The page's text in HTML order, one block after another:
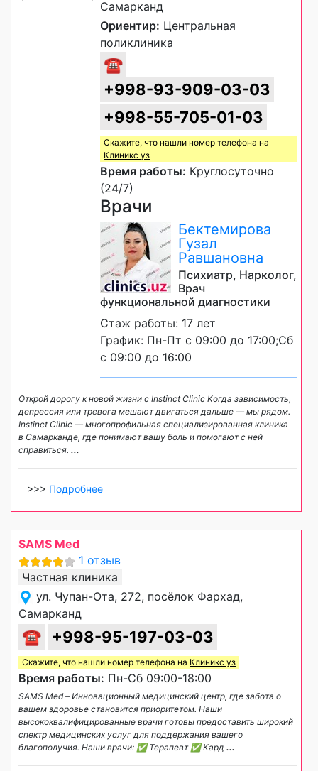
Самарканд
Ориентир: Центральная
поликлиника
☎
+998-93-909-03-03
+998-55-705-01-03
Скажите, что нашли номер телефона на
Клиникс уз
Время работы: Круглосуточно
(24/7)
Врачи
Бектемирова
Гузал
Равшановна
Психиатр, Нарколог,
Врач
функциональной диагностики
Стаж работы: 17 лет
График: Пн-Пт с 09:00 до 17:00;Сб
с 09:00 до 16:00
Открой дорогу к новой жизни с Instinct Clinic Когда зависимость,
депрессия или тревога мешают двигаться дальше — мы рядом.
Instinct Clinic — многопрофильная специализированная клиника
в Самарканде, где понимают вашу боль и помогают с ней
справиться. ...
>>> Подробнее
SAMS Med
1 отзыв
Частная клиника
ул. Чупан-Ота, 272, посёлок Фархад,
Самарканд
☎ +998-95-197-03-03
Скажите, что нашли номер телефона на Клиникс уз
Время работы: Пн-Сб 09:00-18:00
SAMS Med – Инновационный медицинский центр, где забота о
вашем здоровье становится приоритетом. Наши
высококвалифицированные врачи готовы предоставить широкий
спектр медицинских услуг для поддержания вашего
благополучия. Наши врачи: ✅ Терапевт ✅ Кард ...